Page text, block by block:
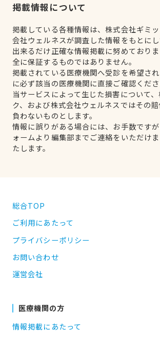
掲載情報について
掲載している各種情報は、株式会社ギミ
会社ウェルネスが調査した情報をもとにし
出来るだけ正確な情報掲載に努めており
全に保証するものではありません。
掲載されている医療機関へ受診を希望さ
に必ず該当の医療機関に直接ご確認くださ
当サービスによって生じた損害について
ク、および株式会社ウェルネスではその
負わないものとします。
情報に誤りがある場合には、お手数です
ォームより編集部までご連絡をいただけ
たします。
総合TOP
ご利用にあたって
プライバシーポリシー
お問い合わせ
運営会社
医療機関の方
情報掲載にあたって